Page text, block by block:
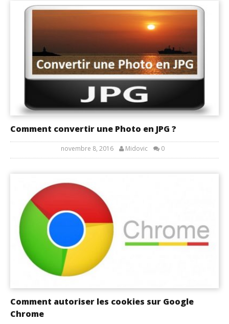
Comment convertir une Photo en JPG ?
novembre 8, 2016 Midovic 0
Comment autoriser les cookies sur Google
Chrome